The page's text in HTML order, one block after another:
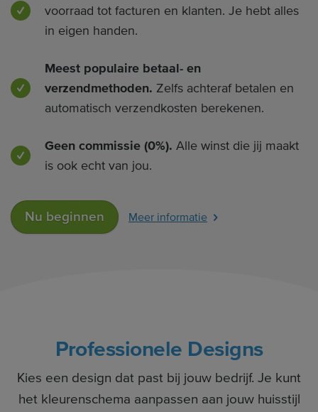
voorraad tot facturen en klanten. Je hebt alles
in eigen handen.
Meest populaire betaal- en
verzendmethoden. Zelfs achteraf betalen en
automatisch verzendkosten berekenen.
Geen commissie (0%). Alle winst die jij maakt
is ook echt van jou.
Nu beginnen Meer informatie
Professionele Designs
Kies een design dat past bij jouw bedrijf. Je kunt
het kleurenschema aanpassen aan jouw huisstijl